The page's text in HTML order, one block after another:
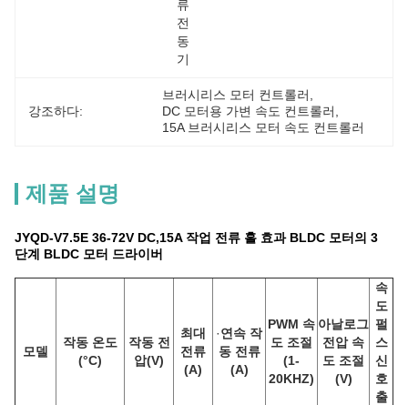
류
전
동
기
강조하다:
브러시리스 모터 컨트롤러
DC 모터용 가변 속도 컨트롤러
15A 브러시리스 모터 속도 컨트롤러
제품 설명
JYQD-V7.5E 36-72V DC,15A 작업 전류 홀 효과 BLDC 모터의 3
단계 BLDC 모터 드라이버
모델
작동 온도
(°C)
작동 전
압(V)
최대
전류
(A)
·연속 작
동 전류
(A)
PWM 속
도 조절
(1-
20KHZ)
아날로그
전압 속
도 조절
(V)
속
도
펄
스
신
호
출